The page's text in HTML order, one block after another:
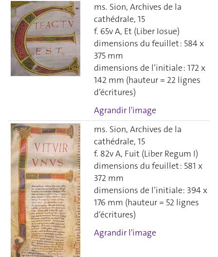
ms. Sion, Archives de la
cathédrale, 15
f. 65v A, Et (Liber Iosue)
dimensions du feuillet : 584 x
375 mm
dimensions de l’initiale : 172 x
142 mm (hauteur = 22 lignes
d’écritures)
Agrandir l'image
ms. Sion, Archives de la
cathédrale, 15
f. 82v A, Fuit (Liber Regum I)
dimensions du feuillet : 581 x
372 mm
dimensions de l’initiale: 394 x
176 mm (hauteur = 52 lignes
d’écritures)
Agrandir l'image